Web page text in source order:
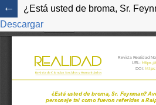
Descargar